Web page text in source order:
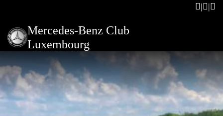
Mercedes-Benz Club
Luxembourg